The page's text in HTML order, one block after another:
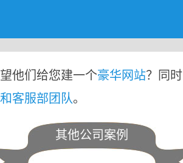
他们给您建一个豪华网站？同时
客服部团队。
其他公司案例